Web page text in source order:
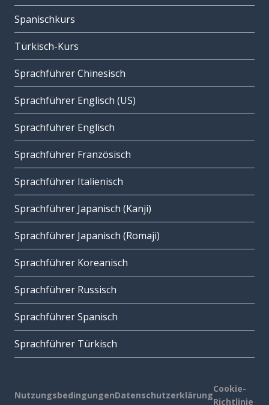
Spanischkurs
Türkisch-Kurs
Sprachführer Chinesisch
Sprachführer Englisch (US)
Sprachführer Englisch
Sprachführer Französisch
Sprachführer Italienisch
Sprachführer Japanisch (Kanji)
Sprachführer Japanisch (Romaji)
Sprachführer Koreanisch
Sprachführer Russisch
Sprachführer Spanisch
Sprachführer Türkisch
NutzungsbedingungenDatenschutzerklärung
Cookie-
Richtlinie